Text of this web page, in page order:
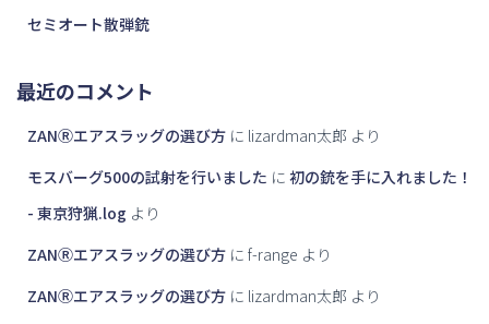
セミオート散弾銃
最近のコメント
ZANⓇエアスラッグの選び方 に lizardman太郎 より
モスバーグ500の試射を行いました に 初の銃を手に入れました！
- 東京狩猟.log より
ZANⓇエアスラッグの選び方 に f-range より
ZANⓇエアスラッグの選び方 に lizardman太郎 より